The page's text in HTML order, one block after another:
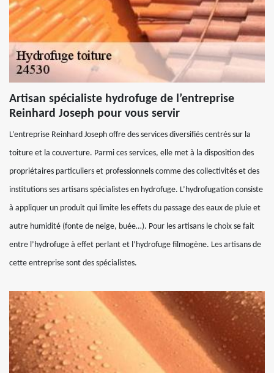
Artisan spécialiste hydrofuge de l’entreprise
Reinhard Joseph pour vous servir
L’entreprise Reinhard Joseph offre des services diversifiés centrés sur la
toiture et la couverture. Parmi ces services, elle met à la disposition des
propriétaires particuliers et professionnels comme des collectivités et des
institutions ses artisans spécialistes en hydrofuge. L’hydrofugation consiste
à appliquer un produit qui limite les effets du passage des eaux de pluie et
autre humidité (fonte de neige, buée…). Pour les artisans le choix se fait
entre l’hydrofuge à effet perlant et l’hydrofuge filmogène. Les artisans de
cette entreprise sont des spécialistes.